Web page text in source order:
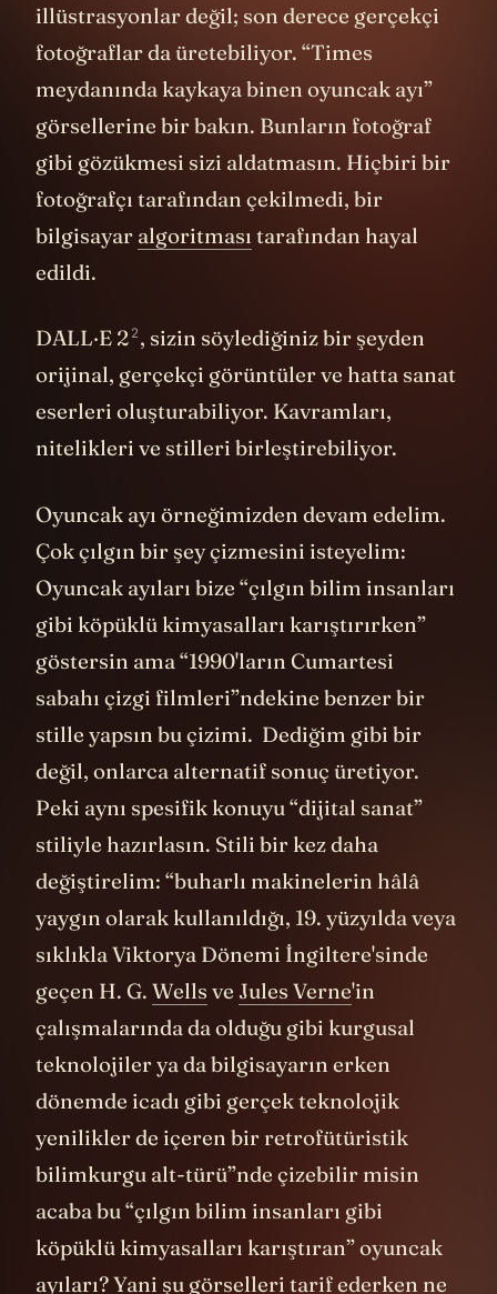
illüstrasyonlar değil; son derece gerçekçi
fotoğraflar da üretebiliyor. “Times
meydanında kaykaya binen oyuncak ayı”
görsellerine bir bakın. Bunların fotoğraf
gibi gözükmesi sizi aldatmasın. Hiçbiri bir
fotoğrafçı tarafından çekilmedi, bir
bilgisayar algoritması tarafından hayal
edildi.
DALL·E 22, sizin söylediğiniz bir şeyden
orijinal, gerçekçi görüntüler ve hatta sanat
eserleri oluşturabiliyor. Kavramları,
nitelikleri ve stilleri birleştirebiliyor.
Oyuncak ayı örneğimizden devam edelim.
Çok çılgın bir şey çizmesini isteyelim:
Oyuncak ayıları bize “çılgın bilim insanları
gibi köpüklü kimyasalları karıştırırken”
göstersin ama “1990'ların Cumartesi
sabahı çizgi filmleri”ndekine benzer bir
stille yapsın bu çizimi. Dediğim gibi bir
değil, onlarca alternatif sonuç üretiyor.
Peki aynı spesifik konuyu “dijital sanat”
stiliyle hazırlasın. Stili bir kez daha
değiştirelim: “buharlı makinelerin hâlâ
yaygın olarak kullanıldığı, 19. yüzyılda veya
sıklıkla Viktorya Dönemi İngiltere'sinde
geçen H. G. Wells ve Jules Verne'in
çalışmalarında da olduğu gibi kurgusal
teknolojiler ya da bilgisayarın erken
dönemde icadı gibi gerçek teknolojik
yenilikler de içeren bir retrofütüristik
bilimkurgu alt-türü”nde çizebilir misin
acaba bu “çılgın bilim insanları gibi
köpüklü kimyasalları karıştıran” oyuncak
ayıları? Yani şu görselleri tarif ederken ne